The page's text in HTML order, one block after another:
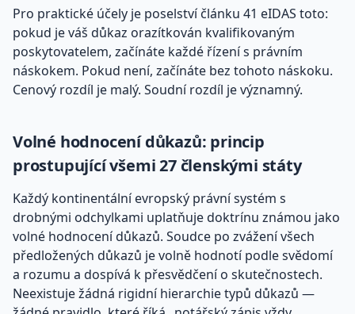
Pro praktické účely je poselství článku 41 eIDAS toto:
pokud je váš důkaz orazítkován kvalifikovaným
poskytovatelem, začínáte každé řízení s právním
náskokem. Pokud není, začínáte bez tohoto náskoku.
Cenový rozdíl je malý. Soudní rozdíl je významný.
Volné hodnocení důkazů: princip
prostupující všemi 27 členskými státy
Každý kontinentální evropský právní systém s
drobnými odchylkami uplatňuje doktrínu známou jako
volné hodnocení důkazů. Soudce po zvážení všech
předložených důkazů je volně hodnotí podle svědomí
a rozumu a dospívá k přesvědčení o skutečnostech.
Neexistuje žádná rigidní hierarchie typů důkazů —